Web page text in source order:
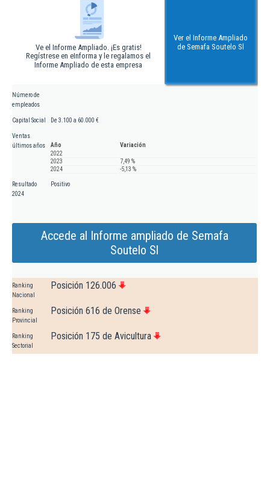
Ve el Informe Ampliado. ¡Es gratis!
Regístrese en eInforma y le regalamos el
Informe Ampliado de esta empresa
Ver el Informe Ampliado
de Semafa Soutelo Sl
Número de
empleados
Capital Social De 3.100 a 60.000 €
Ventas
últimos años
Año
Variación
2022
2023
7,49 %
2024
-5,13 %
Resultado
2024
Positivo
Accede al Informe ampliado de Semafa
Soutelo Sl
Ranking
Nacional
Posición 126.006
Ranking
Provincial
Posición 616 de Orense
Ranking
Sectorial
Posición 175 de Avicultura